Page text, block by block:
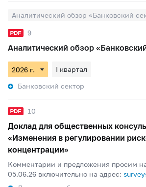
Аналитический обзор «Банковский
9
Аналитический обзор
I квартал
Банковский сектор
10
Доклад для общественных
«Изменения в регулировании
концентрации»
Комментарии и предложения просим
05.06.26 включительно на адрес: